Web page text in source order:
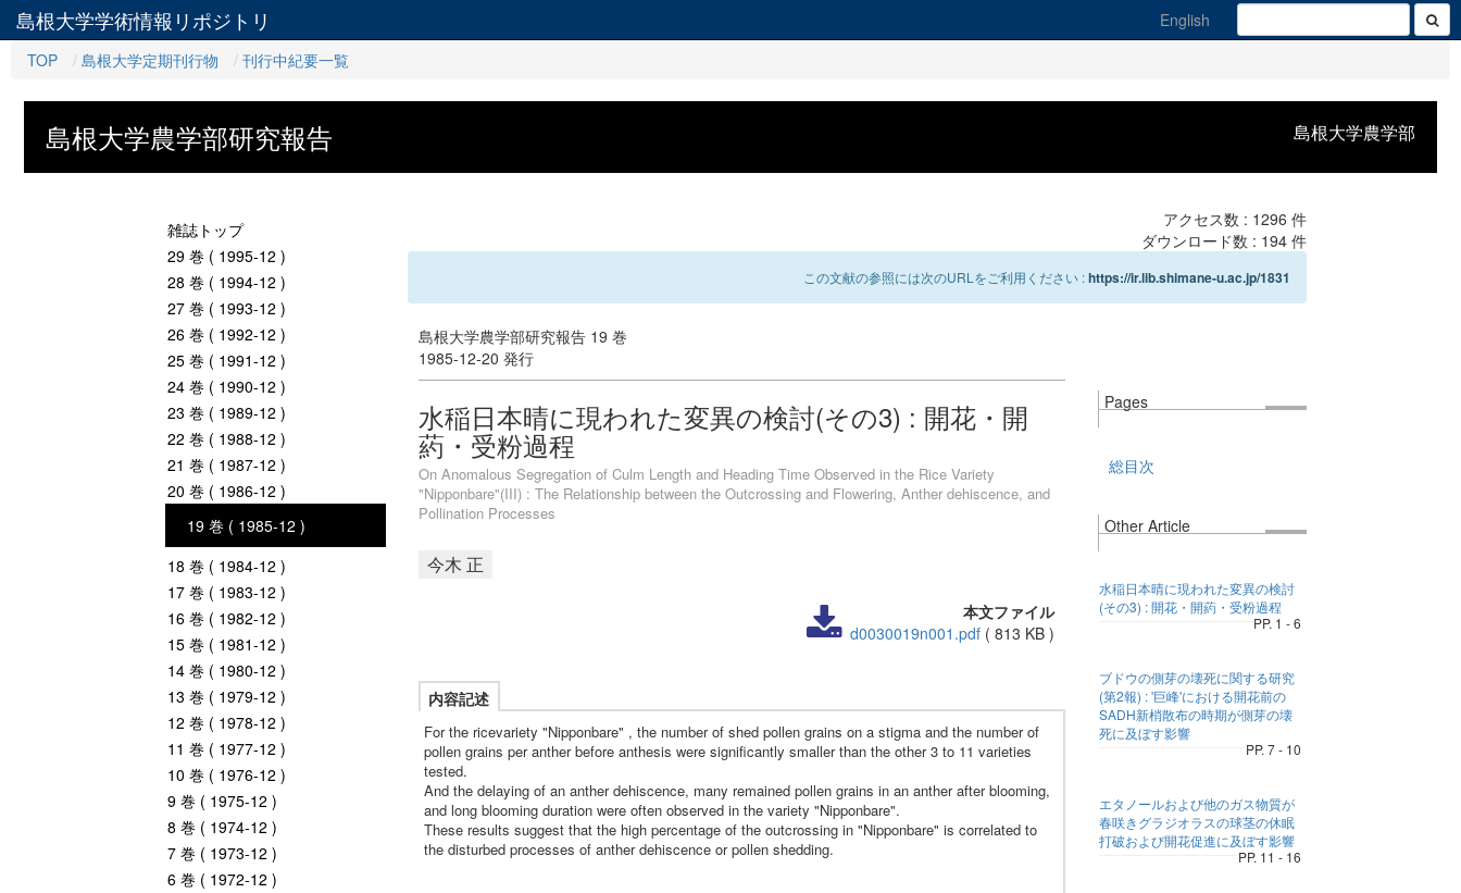
島根大学学術情報リポジトリ
English
TOP
島根大学定期刊行物 刊行中紀要一覧
島根大学農学部
島根大学農学部研究報告
雑誌トップ
29 巻 ( 1995-12 )
28 巻 ( 1994-12 )
27 巻 ( 1993-12 )
26 巻 ( 1992-12 )
25 巻 ( 1991-12 )
24 巻 ( 1990-12 )
23 巻 ( 1989-12 )
22 巻 ( 1988-12 )
21 巻 ( 1987-12 )
20 巻 ( 1986-12 )
19 巻 ( 1985-12 )
18 巻 ( 1984-12 )
17 巻 ( 1983-12 )
16 巻 ( 1982-12 )
15 巻 ( 1981-12 )
14 巻 ( 1980-12 )
13 巻 ( 1979-12 )
12 巻 ( 1978-12 )
11 巻 ( 1977-12 )
10 巻 ( 1976-12 )
9 巻 ( 1975-12 )
8 巻 ( 1974-12 )
7 巻 ( 1973-12 )
6 巻 ( 1972-12 )
アクセス数 : 1296 件
ダウンロード数 : 194件
この文献の参照には次のURLをご利用ください :https://ir.lib.shimane-u.ac.jp/1831
島根大学農学部研究報告 19 巻
1985-12-20 発行
水稲日本晴に現われた変異の検討(その3) : 開花・開
葯・受粉過程
On Anomalous Segregation of Culm Length and Heading Time Observed in the Rice Variety
"Nipponbare"(III) : The Relationship between the Outcrossing and Flowering, Anther dehiscence, and
Pollination Processes
今木 正
本文ファイル
d0030019n001.pdf (813 KB )
内容記述
For the ricevariety "Nipponbare" , the number of shed pollen grains on a stigma and the number of
pollen grains per anther before anthesis were significantly smaller than the other 3 to 11 varieties
tested.
And the delaying of an anther dehiscence, many remained pollen grains in an anther after blooming,
and long blooming duration were often observed in the variety "Nipponbare".
These results suggest that the high percentage of the outcrossing in "Nipponbare" is correlated to
the disturbed processes of anther dehiscence or pollen shedding.
Pages
総目次
Other Article
水稲日本晴に現われた変異の検討
(その3) : 開花・開葯・受粉過程
PP. 1 - 6
ブドウの側芽の壊死に関する研究
(第2報) : '巨峰'における開花前の
SADH新梢散布の時期が側芽の壊
死に及ぼす影響
PP. 7 - 10
エタノールおよび他のガス物質が
春咲きグラジオラスの球茎の休眠
打破および開花促進に及ぼす影響
PP. 11 - 16